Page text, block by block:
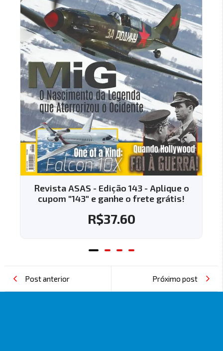
Revista ASAS - Edição 144 - Aplique
cupom "144" e ganhe o frete
R$
Post anterior Próximo post